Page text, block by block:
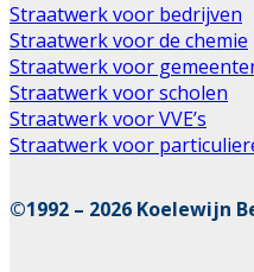
Straatwerk voor bedrijven
Straatwerk voor de chemie
Straatwerk voor
Straatwerk voor scholen
Straatwerk voor VVE’s
Straatwerk voor
©1992 – 2026